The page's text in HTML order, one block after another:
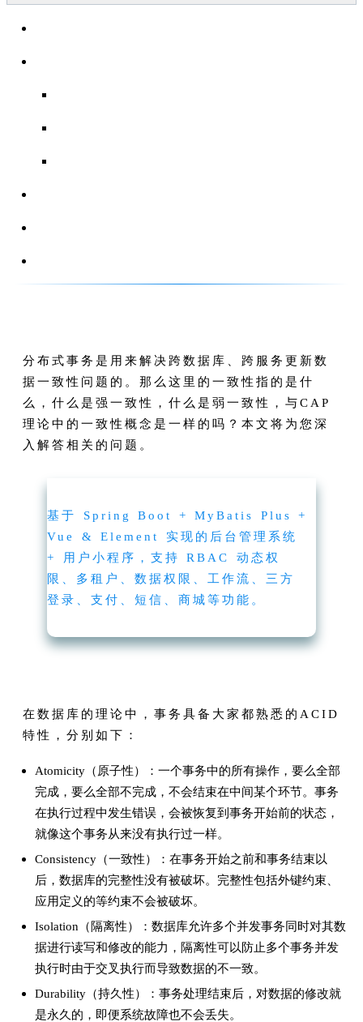
分布式事务是用来解决跨数据库、跨服务更新数
据一致性问题的。那么这里的一致性指的是什
么，什么是强一致性，什么是弱一致性，与CAP
理论中的一致性概念是一样的吗？本文将为您深
入解答相关的问题。
基于 Spring Boot + MyBatis Plus +
Vue & Element 实现的后台管理系统
+ 用户小程序，支持 RBAC 动态权
限、多租户、数据权限、工作流、三方
登录、支付、短信、商城等功能。
在数据库的理论中，事务具备大家都熟悉的ACID
特性，分别如下：
Atomicity（原子性）：一个事务中的所有操作，要么全部
完成，要么全部不完成，不会结束在中间某个环节。事务
在执行过程中发生错误，会被恢复到事务开始前的状态，
就像这个事务从来没有执行过一样。
Consistency（一致性）：在事务开始之前和事务结束以
后，数据库的完整性没有被破坏。完整性包括外键约束、
应用定义的等约束不会被破坏。
Isolation（隔离性）：数据库允许多个并发事务同时对其数
据进行读写和修改的能力，隔离性可以防止多个事务并发
执行时由于交叉执行而导致数据的不一致。
Durability（持久性）：事务处理结束后，对数据的修改就
是永久的，即便系统故障也不会丢失。